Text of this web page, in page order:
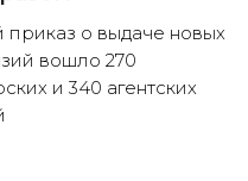
приказ о выдаче новых
вошло 270
и 340 агентских